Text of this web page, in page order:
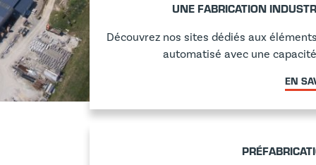
UNE FABRICATION
Découvrez nos sites dédiés aux
automatisé avec une
EN